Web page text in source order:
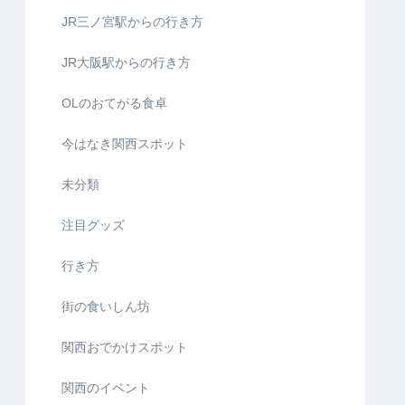
JR三ノ宮駅からの行き方
JR大阪駅からの行き方
OLのおてがる食卓
今はなき関西スポット
未分類
注目グッズ
行き方
街の食いしん坊
関西おでかけスポット
関西のイベント